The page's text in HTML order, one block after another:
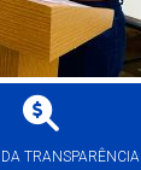
TRANSPARÊNCIA